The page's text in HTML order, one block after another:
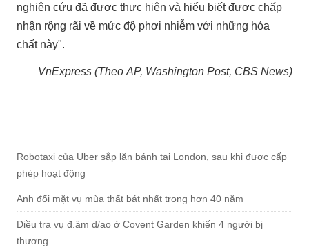
nghiên cứu đã được thực hiện và hiểu biết được chấp
nhận rộng rãi về mức độ phơi nhiễm với những hóa
chất này".
VnExpress (Theo AP, Washington Post, CBS News)
Robotaxi của Uber sắp lăn bánh tại London, sau khi được cấp
phép hoạt động
Anh đối mặt vụ mùa thất bát nhất trong hơn 40 năm
Điều tra vụ đ.âm d/ao ở Covent Garden khiến 4 người bị
thương